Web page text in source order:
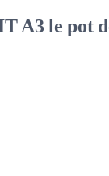
A3 le pot